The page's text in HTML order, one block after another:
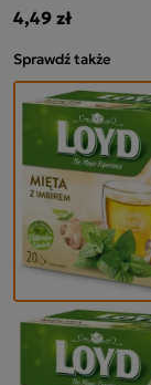
4,49 zł
Sprawdź także